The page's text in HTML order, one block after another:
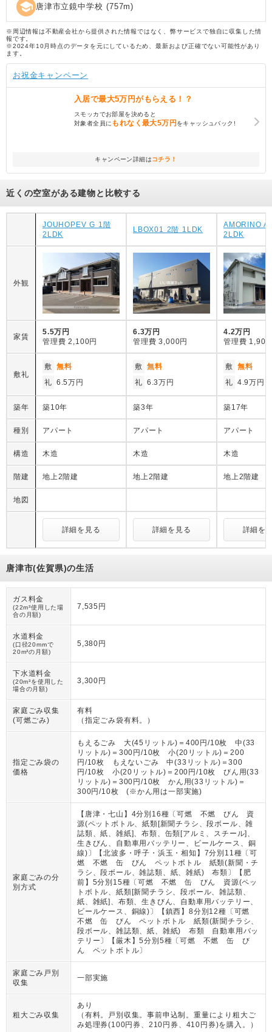
school 唐津市立鏡中学校 (757m)
※周辺情報は不動産会社から提供された情報ではなく、弊サービスで独自に収集した情
報です。
※2024年10月時点のデータを元にしているため、最新および正確でない可能性があり
ます。
お祝金キャンペーン
入居で最大5万円がもらえる！？
スモッカでお部屋を決めると
対象者全員に もれなく最大5万円をキャッシュバック!
キャンペーン詳細はコチラ！
近くの空室がある建物と比較する
JOUHOPEV G 1階
2LDK
LBOX01 2階 1LDK
AMORINO A
2LDK
外観
家賃
5.5万円
管理費 2,100円
6.3万円
管理費 3,000円
4.2万円
管理費 1,900
敷礼
敷 無料
礼 6.5万円
敷 無料
礼 6.3万円
敷 無料
礼 4.9万円
築年 築10年 築3年 築17年
種別 アパート アパート アパート
構造 木造 木造 木造
階建 地上2階建 地上2階建 地上2階建
地図
詳細を見る 詳細を見る 詳細を
唐津市(佐賀県)の生活
ガス料金
(22m³使用した場
合の月額)
7,535円
水道料金
(口径20mmで
20m³の月額)
5,380円
下水道料金
(20m³を使用した
場合の月額)
3,300円
家庭ごみ収集
(可燃ごみ)
有料
（ 指定ごみ袋有料。 ）
指定ごみ袋の
価格
もえるごみ 大(45リットル)＝400円/10枚 中(33
リットル)＝300円/10枚 小(20リットル)＝200
円/10枚 もえないごみ 中(33リットル)＝300
円/10枚 小(20リットル)＝200円/10枚 びん用(33
リットル)＝300円/10枚 かん用(33リットル)＝
300円/10枚 (※かん用は一部実施)
家庭ごみの分
別方式
【唐津・七山】4分別16種〔可燃 不燃 びん 資
源(ペットボトル、紙類[新聞チラシ、段ボール、雑
誌類、紙、雑紙]、布類、缶類[アルミ、スチール]、
生きびん、自動車用バッテリー、ビールケース、銅
線)〕【北波多・呼子・浜玉・相知】7分別11種〔可
燃 不燃 缶 びん ペットボトル 紙類(新聞・チ
ラシ、段ボール、雑誌類、紙、雑紙) 布類〕【肥
前】5分別15種〔可燃 不燃 缶 びん 資源(ペッ
トボトル、紙類[新聞チラシ、段ボール、雑誌類、
紙、雑紙]、布類、生きびん、自動車用バッテリー、
ビールケース、銅線)〕【鎮西】8分別12種〔可燃
不燃 缶 びん ペットボトル 紙類(新聞チラシ、
段ボール、雑誌類、紙、雑紙) 布類 自動車用バッ
テリー〕【厳木】5分別5種〔可燃 不燃 缶 び
ん ペットボトル〕
家庭ごみ戸別
収集
一部実施
粗大ごみ収集
あり
（ 有料。戸別収集。事前申込制。重量により粗大ご
み処理券(100円券、210円券、410円券)を購入。
）